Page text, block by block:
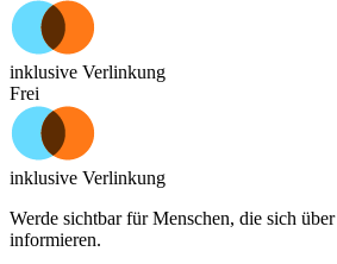
inklusive Verlinkung
Frei
inklusive Verlinkung
Werde sichtbar für Menschen, die sich über
informieren.